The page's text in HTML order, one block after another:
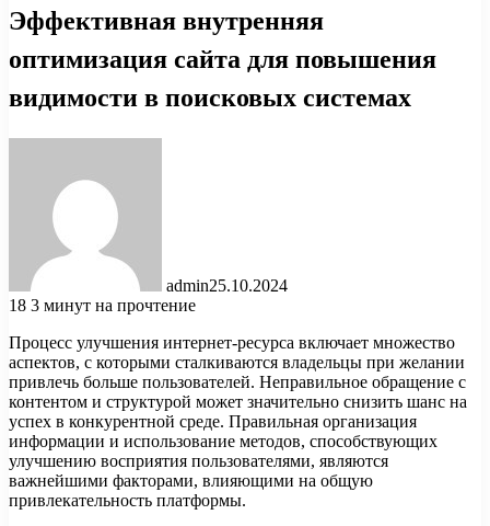
Эффективная внутренняя
оптимизация сайта для повышения
видимости в поисковых системах
admin25.10.2024
18 3 минут на прочтение
Процесс улучшения интернет-ресурса включает множество
аспектов, с которыми сталкиваются владельцы при желании
привлечь больше пользователей. Неправильное обращение с
контентом и структурой может значительно снизить шанс на
успех в конкурентной среде. Правильная организация
информации и использование методов, способствующих
улучшению восприятия пользователями, являются
важнейшими факторами, влияющими на общую
привлекательность платформы.